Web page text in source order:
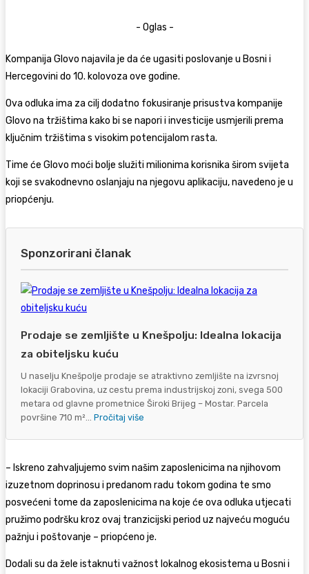
- Oglas -
Kompanija Glovo najavila je da će ugasiti poslovanje u Bosni i
Hercegovini do 10. kolovoza ove godine.
Ova odluka ima za cilj dodatno fokusiranje prisustva kompanije
Glovo na tržištima kako bi se napori i investicije usmjerili prema
ključnim tržištima s visokim potencijalom rasta.
Time će Glovo moći bolje služiti milionima korisnika širom svijeta
koji se svakodnevno oslanjaju na njegovu aplikaciju, navedeno je u
priopćenju.
Sponzorirani članak
Prodaje se zemljište u Knešpolju: Idealna lokacija
za obiteljsku kuću
U naselju Knešpolje prodaje se atraktivno zemljište na izvrsnoj
lokaciji Grabovina, uz cestu prema industrijskoj zoni, svega 500
metara od glavne prometnice Široki Brijeg – Mostar. Parcela
površine 710 m²... Pročitaj više
– Iskreno zahvaljujemo svim našim zaposlenicima na njihovom
izuzetnom doprinosu i predanom radu tokom godina te smo
posvećeni tome da zaposlenicima na koje će ova odluka utjecati
pružimo podršku kroz ovaj tranzicijski period uz najveću moguću
pažnju i poštovanje – priopćeno je.
Dodali su da žele istaknuti važnost lokalnog ekosistema u Bosni i